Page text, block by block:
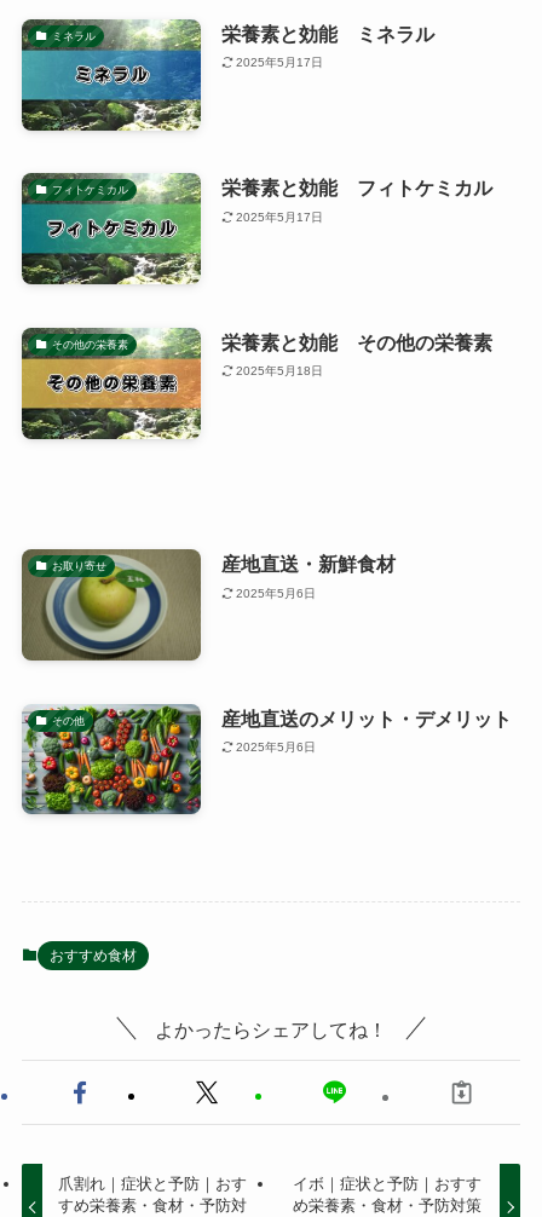
ミネラル 栄養素と効能 ミネラル
2025年5月17日
フィトケミカル 栄養素と効能 フィトケミカル
2025年5月17日
その他の栄養素 栄養素と効能 その他の栄養素
2025年5月18日
お取り寄せ 産地直送・新鮮食材
2025年5月6日
その他 産地直送のメリット・デメリット
2025年5月6日
おすすめ食材
よかったらシェアしてね！
爪割れ｜症状と予防｜おす
すめ栄養素・食材・予防対
イボ｜症状と予防｜おすす
め栄養素・食材・予防対策